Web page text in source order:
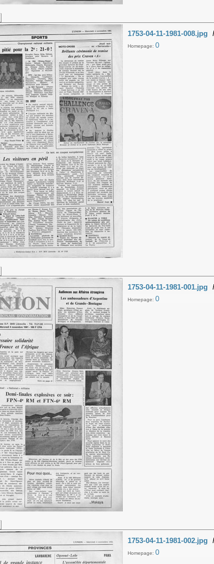
1753-04-11-1981-008.jpg
Homepage: 0
1753-04-11-1981-001.jpg
Homepage: 0
1753-04-11-1981-002.jpg
Homepage: 0